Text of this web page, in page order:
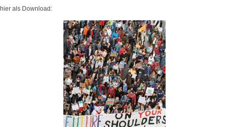
hier als Download: